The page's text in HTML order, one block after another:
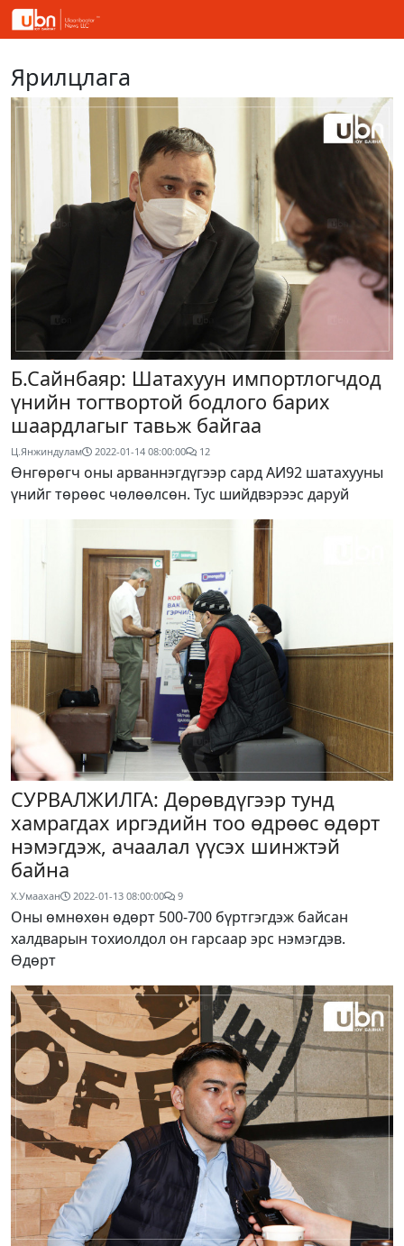
Ярилцлага
Б.Сайнбаяр: Шатахуун импортлогчдод
үнийн тогтвортой бодлого барих
шаардлагыг тавьж байгаа
Ц.Янжиндулам 2022-01-14 08:00:00 12
Өнгөрөгч оны арваннэгдүгээр сард АИ92 шатахууны
үнийг төрөөс чөлөөлсөн. Тус шийдвэрээс даруй
СУРВАЛЖИЛГА: Дөрөвдүгээр тунд
хамрагдах иргэдийн тоо өдрөөс өдөрт
нэмэгдэж, ачаалал үүсэх шинжтэй
байна
Х.Умаахан 2022-01-13 08:00:00 9
Оны өмнөхөн өдөрт 500-700 бүртгэгдэж байсан
халдварын тохиолдол он гарсаар эрс нэмэгдэв.
Өдөрт